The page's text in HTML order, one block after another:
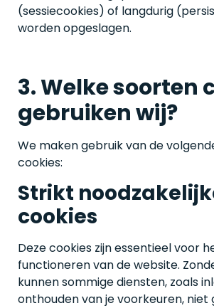
(sessiecookies) of langdurig
worden opgeslagen.
3. Welke soorten
gebruiken wij?
We maken gebruik van de
cookies:
Strikt
cookies
Deze cookies zijn essentieel voor
functioneren van de website.
kunnen sommige diensten, zoals
onthouden van je voorkeuren, niet